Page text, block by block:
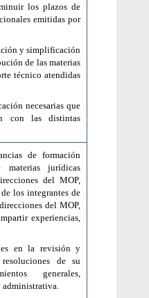
los plazos de
emitidas por
y simplificación
de las materias
técnico atendidas
necesarias que
con las distintas
de formación
jurídicas
del MOP,
los integrantes de
del MOP,
experiencias,
en la revisión y
de su
generales,